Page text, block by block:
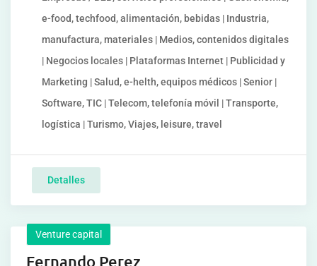
e-food, techfood, alimentación, bebidas | Industria,
manufactura, materiales | Medios, contenidos digitales
| Negocios locales | Plataformas Internet | Publicidad y
Marketing | Salud, e-helth, equipos médicos | Senior |
Software, TIC | Telecom, telefonía móvil | Transporte,
logística | Turismo, Viajes, leisure, travel
Detalles
Venture capital
Fernando Perez